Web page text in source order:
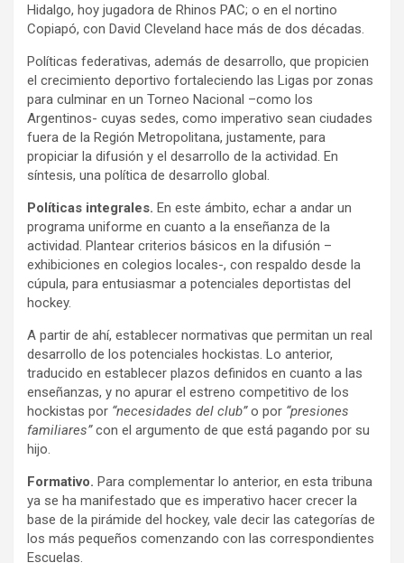
Hidalgo, hoy jugadora de Rhinos PAC; o en el nortino
Copiapó, con David Cleveland hace más de dos décadas.
Políticas federativas, además de desarrollo, que propicien
el crecimiento deportivo fortaleciendo las Ligas por zonas
para culminar en un Torneo Nacional –como los
Argentinos- cuyas sedes, como imperativo sean ciudades
fuera de la Región Metropolitana, justamente, para
propiciar la difusión y el desarrollo de la actividad. En
síntesis, una política de desarrollo global.
Políticas integrales. En este ámbito, echar a andar un
programa uniforme en cuanto a la enseñanza de la
actividad. Plantear criterios básicos en la difusión –
exhibiciones en colegios locales-, con respaldo desde la
cúpula, para entusiasmar a potenciales deportistas del
hockey.
A partir de ahí, establecer normativas que permitan un real
desarrollo de los potenciales hockistas. Lo anterior,
traducido en establecer plazos definidos en cuanto a las
enseñanzas, y no apurar el estreno competitivo de los
hockistas por “necesidades del club”o por “presiones
familiares”con el argumento de que está pagando por su
hijo.
Formativo. Para complementar lo anterior, en esta tribuna
ya se ha manifestado que es imperativo hacer crecer la
base de la pirámide del hockey, vale decir las categorías de
los más pequeños comenzando con las correspondientes
Escuelas.